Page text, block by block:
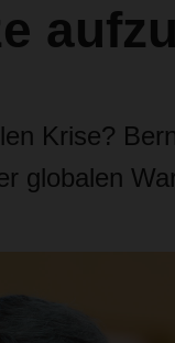
Krise?
globalen